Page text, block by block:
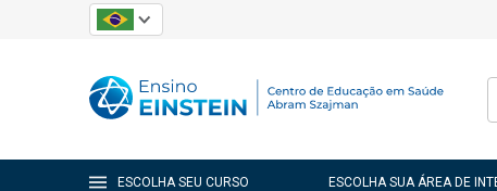
ESCOLHA SEU CURSO ESCOLHA SUA ÁREA DE